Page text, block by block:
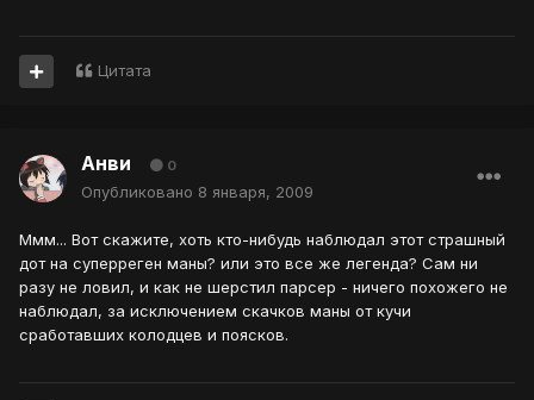
Цитата
Анви 0
Опубликовано 8 января, 2009
Ммм... Вот скажите, хоть кто-нибудь наблюдал этот страшный
дот на суперреген маны? или это все же легенда? Сам ни
разу не ловил, и как не шерстил парсер - ничего похожего не
наблюдал, за исключением скачков маны от кучи
сработавших колодцев и поясков.